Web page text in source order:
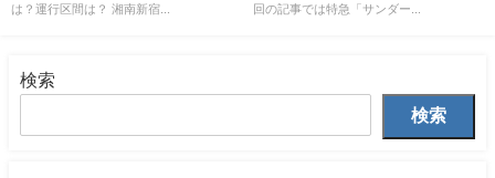
は？運行区間は？ 湘南新宿...
回の記事では特急「サンダー...
検索
検索